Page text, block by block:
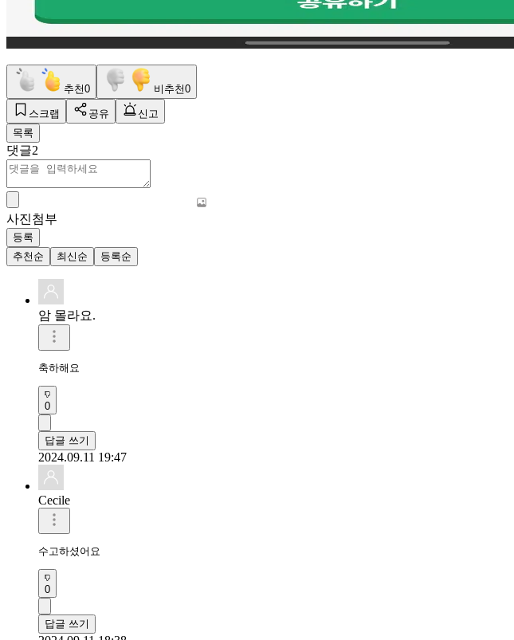
추천0 비추천0
스크랩 공유
신고
목록
댓글2
사진첨부
등록
추천순
최신순 등록순
암 몰라요.
축하해요
0
답글 쓰기
2024.09.11 19:47
Cecile
수고하셨어요
0
답글 쓰기